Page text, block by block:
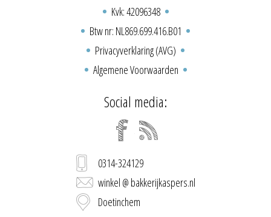
Kvk: 42096348
Btw nr: NL869.699.416.B01
Privacyverklaring (AVG)
Algemene Voorwaarden
Social media:
0314-324129
winkel @ bakkerijkaspers.nl
Doetinchem